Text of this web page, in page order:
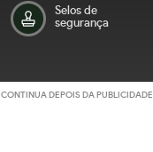
Selos de
segurança
CONTINUA DEPOIS DA PUBLICIDADE